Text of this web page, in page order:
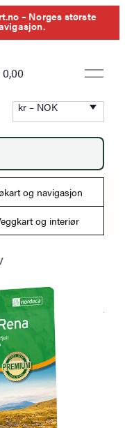
– Norges største
kr – NOK
og navigasjon
og interiør
/